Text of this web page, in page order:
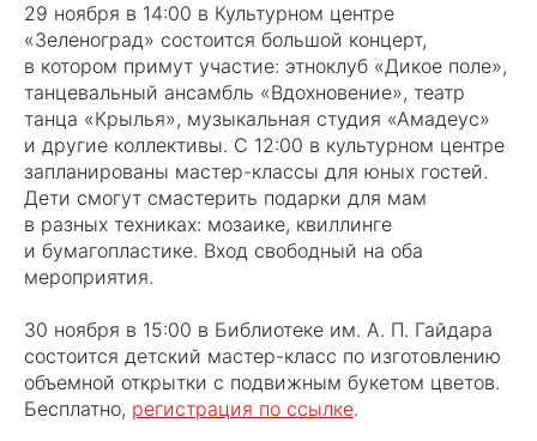
29 ноября в 14:00 в Культурном центре
«Зеленоград» состоится большой концерт,
в котором примут участие: этноклуб «Дикое поле»,
танцевальный ансамбль «Вдохновение», театр
танца «Крылья», музыкальная студия «Амадеус»
и другие коллективы. С 12:00 в культурном центре
запланированы мастер-классы для юных гостей.
Дети смогут смастерить подарки для мам
в разных техниках: мозаике, квиллинге
и бумагопластике. Вход свободный на оба
мероприятия.
30 ноября в 15:00 в Библиотеке им. А. П. Гайдара
состоится детский мастер-класс по изготовлению
объемной открытки с подвижным букетом цветов.
Бесплатно, регистрация по ссылке.